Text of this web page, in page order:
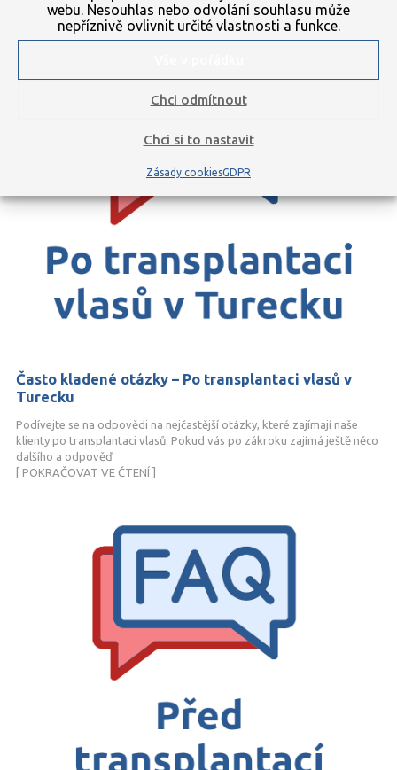
webu. Nesouhlas nebo odvolání souhlasu může
nepříznivě ovlivnit určité vlastnosti a funkce.
Chci odmítnout
Chci si to nastavit
Zásady cookiesGDPR
[ POKRAČOVAT VE ČTENÍ ]
Často kladené otázky – Po transplantaci vlasů v
Turecku
Podívejte se na odpovědi na nejčastější otázky, které zajímají naše
klienty po transplantaci vlasů. Pokud vás po zákroku zajímá ještě něco
dalšího a odpověď
[ POKRAČOVAT VE ČTENÍ ]